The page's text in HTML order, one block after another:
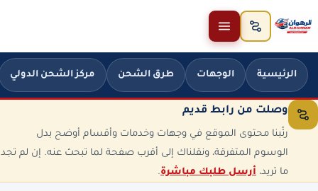
تخطَّ إلى المحتوى
الرئيسية الوجهات طرق الشحن مركز الشحن الدولي
وصلت من رابط قديم
رتّبنا محتوى الموقع في وجهات وخدمات وأقسام أوضح بدل
الوسوم المتفرقة، ونقلناك إلى أقرب صفحة لما تبحث عنه. إن لم تجد
ما تريد، أرسل طلبك مباشرة.